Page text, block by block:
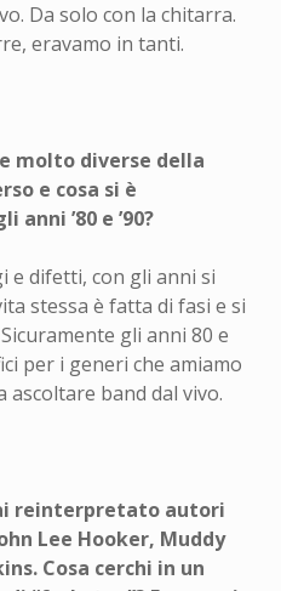
Da solo con la chitarra.
eravamo in tanti.
molto diverse della
e cosa si è
’80 e ’90?
e difetti, con gli anni si
stessa è fatta di fasi e si
gli anni 80 e
per i generi che amiamo
ascoltare band dal vivo.
reinterpretato autori
Lee Hooker, Muddy
Cosa cerchi in un